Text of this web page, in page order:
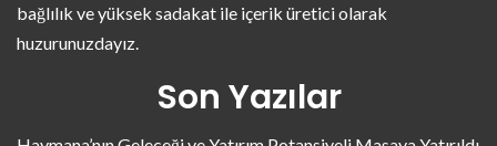
bağlılık ve yüksek sadakat ile içerik üretici olarak
huzurunuzdayız.
Son Yazılar